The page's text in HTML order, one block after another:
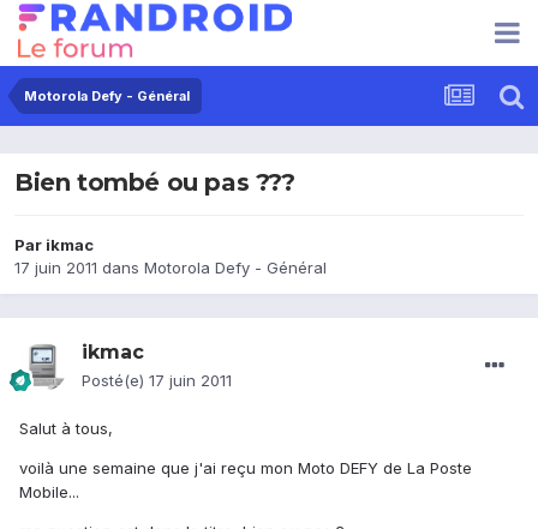
Motorola Defy - Général
Bien tombé ou pas ???
Par ikmac
17 juin 2011 dans Motorola Defy - Général
ikmac
Posté(e) 17 juin 2011
Salut à tous,
voilà une semaine que j'ai reçu mon Moto DEFY de La Poste
Mobile...